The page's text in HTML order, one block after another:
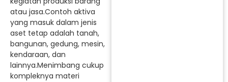
atau jasa.Contoh aktiva
yang masuk dalam jenis
aset tetap adalah tanah,
bangunan, gedung, mesin,
kendaraan, dan
lainnya.Menimbang cukup
kompleknya materi